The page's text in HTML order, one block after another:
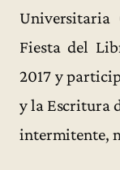
Universitaria
Fiesta del
2017 y
y la Escritura
intermitente,